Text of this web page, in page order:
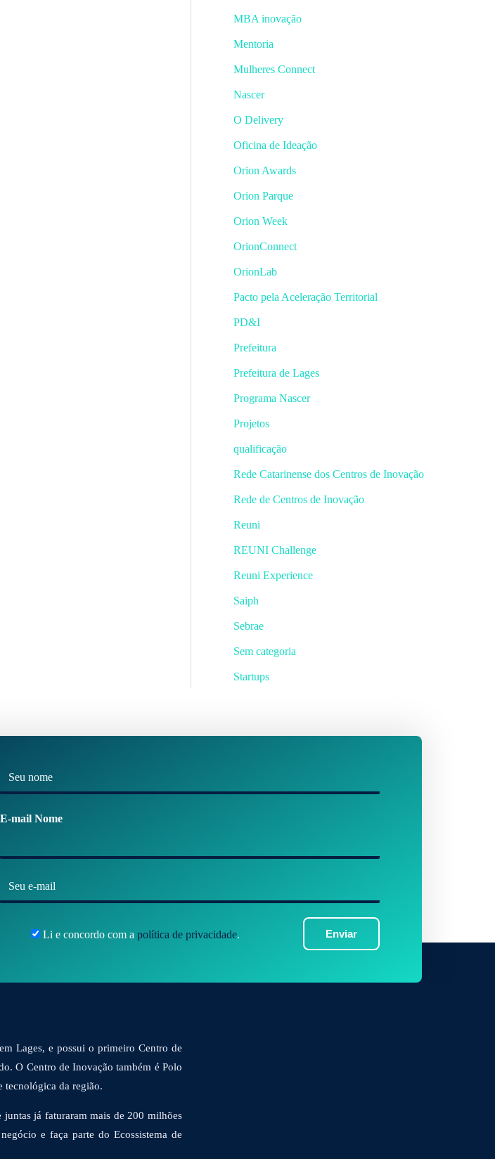
MBA inovação
Mentoria
Mulheres Connect
Nascer
O Delivery
Oficina de Ideação
Orion Awards
Orion Parque
Orion Week
OrionConnect
OrionLab
Pacto pela Aceleração Territorial
PD&I
Prefeitura
Prefeitura de Lages
Programa Nascer
Projetos
qualificação
Rede Catarinense dos Centros de Inovação
Rede de Centros de Inovação
Reuni
REUNI Challenge
Reuni Experience
Saiph
Sebrae
Sem categoria
Startups
o
m
*
E-mail Nome
-
l
Enviar
Li e concordo com a política de privacidade.
Lages, e possui o primeiro Centro de
O Centro de Inovação também é Polo
tecnológica da região.
juntas já faturaram mais de 200 milhões
e faça parte do Ecossistema de